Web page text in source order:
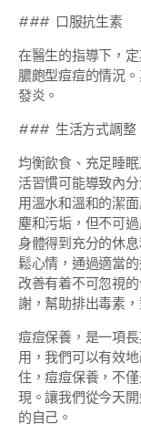
### 口服抗生素
在醫生的指導下，
膿皰型痘痘的情況
發炎。
### 生活方式調整
均衡飲食、充足睡
活習慣可能導致內
用溫水和溫和的潔
塵和污垢，但不可
身體得到充分的休
鬆心情，通過適當
改善有着不可忽視
謝，幫助排出毒素
痘痘保養，是一項
用，我們可以有效
住，痘痘保養，不
現。讓我們從今天
的自己。